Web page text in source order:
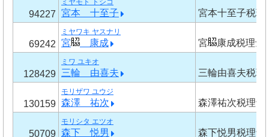
94227
ミヤモト トシコ
宮本 十至子 宮本十至子税理
69242
ミヤワキ ヤスナリ
宮 康成 宮 康成税理士
128429
ミワ ユキオ
三輪 由喜夫 三輪由喜夫税理
130159
モリザワ ユウジ
森澤 祐次 森澤祐次税理士
50709
モリシタ エツオ
森下 悦男 森下悦男税理士